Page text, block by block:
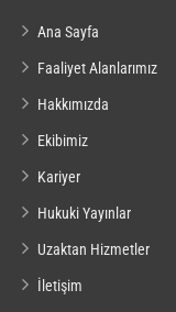
Ana Sayfa
Faaliyet Alanlarımız
Hakkımızda
Ekibimiz
Kariyer
Hukuki Yayınlar
Uzaktan Hizmetler
İletişim